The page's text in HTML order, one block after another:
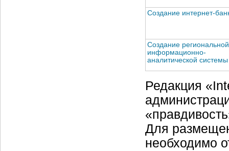
Создание интернет-
Создание региональной
информационно-
аналитической системы
Редакция
Для
необходимо